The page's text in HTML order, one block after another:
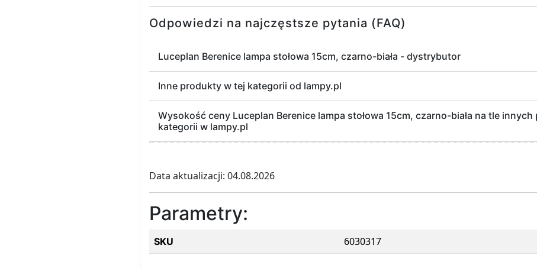
Odpowiedzi na najczęstsze pytania (FAQ)
Luceplan Berenice lampa stołowa 15cm, czarno-biała - dystrybutor
Inne produkty w tej kategorii od lampy.pl
Wysokość ceny Luceplan Berenice lampa stołowa 15cm, czarno-biała na tle
kategorii w lampy.pl
Data aktualizacji: 04.08.2026
Parametry:
SKU 6030317